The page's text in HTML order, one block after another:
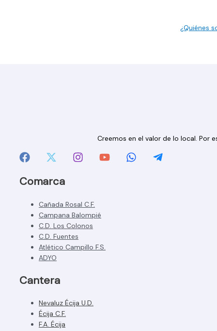
¿Quiénes
Creemos en el valor de lo local. Por
Comarca
Cañada Rosal C.F.
Campana Balompié
C.D. Los Colonos
C.D. Fuentes
Atlético Campillo F.S.
ADYO
Cantera
Nevaluz Écija U.D.
Écija C.F.
F.A. Écija